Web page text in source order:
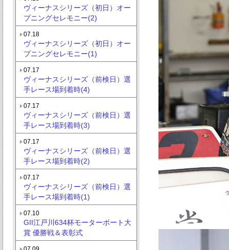
ヴィーナスシリーズ（初日）オー
プニングセレモニー(2)
07.18
ヴィーナスシリーズ（初日）オー
プニングセレモニー(1)
07.17
ヴィーナスシリーズ（前検日）選
手レース場到着時(4)
07.17
ヴィーナスシリーズ（前検日）選
手レース場到着時(3)
07.17
ヴィーナスシリーズ（前検日）選
手レース場到着時(2)
07.17
ヴィーナスシリーズ（前検日）選
手レース場到着時(1)
07.10
GII江戸川634杯モーターボート大
賞 優勝戦＆表彰式